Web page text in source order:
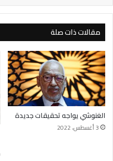
مقالات ذات صلة
الغنوشي يواجه تحقيقات جديدة
3 أغسطس، 2022